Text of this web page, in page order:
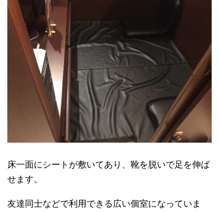
床一面にシートが敷いてあり、靴を脱いで足を伸ば
せます。
友達同士などで利用できる広い個室になっていま